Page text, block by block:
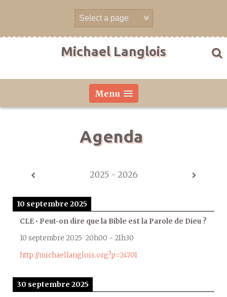
Michael Langlois
Menu
Agenda
2025 - 2026
10 septembre 2025
CLE • Peut-on dire que la Bible est la Parole de Dieu ?
10 septembre 2025 20h00 - 21h30
http://michaellanglois.org?p=24701
30 septembre 2025